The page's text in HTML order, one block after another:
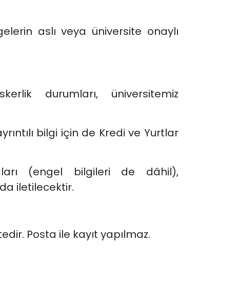
aslı veya üniversite onaylı
durumları, üniversitemiz
bilgi için de Kredi ve Yurtlar
(engel bilgileri de dâhil),
iletilecektir.
Posta ile kayıt yapılmaz.